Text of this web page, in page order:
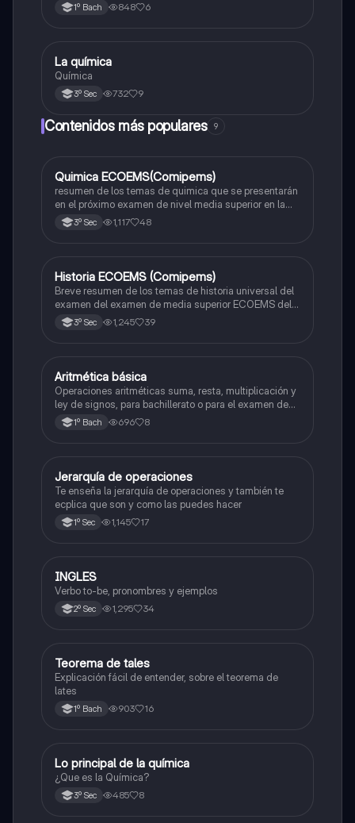
1º Bach 848 6
Química
La química
Química
3º Sec 732 9
Contenidos más populares 9
Química
Quimica ECOEMS(Comipems)
resumen de los temas de quimica que se presentarán
en el próximo examen de nivel media superior en la
zona metropolitana de el valle de México
3º Sec 1,117 48
Historia
Historia ECOEMS (Comipems)
Breve resumen de los temas de historia universal del
examen del examen de media superior ECOEMS del
valle de México
3º Sec 1,245 39
Matemáticas
Aritmética básica
Operaciones aritméticas suma, resta, multiplicación y
ley de signos, para bachillerato o para el examen de
admisión a la universidad
1º Bach 696 8
Matemáticas
Jerarquía de operaciones
Te enseña la jerarquía de operaciones y también te
ecplica que son y como las puedes hacer
1º Sec 1,145 17
Inglés
INGLES
Verbo to-be, pronombres y ejemplos
2º Sec 1,295 34
Matemáticas
Teorema de tales
Explicación fácil de entender, sobre el teorema de
lates
1º Bach 903 16
Química
Lo principal de la química
¿Que es la Química?
3º Sec 485 8